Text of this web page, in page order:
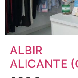
ALBIR
ALICANTE